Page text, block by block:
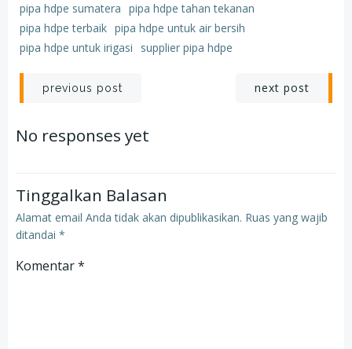
pipa hdpe sumatera pipa hdpe tahan tekanan
pipa hdpe terbaik pipa hdpe untuk air bersih
pipa hdpe untuk irigasi
supplier pipa hdpe
Post
navigation
previous post next post
No responses yet
Tinggalkan Balasan
Alamat email Anda tidak akan dipublikasikan. Ruas yang wajib
ditandai *
Komentar*